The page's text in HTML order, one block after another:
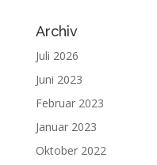
Archiv
Juli 2026
Juni 2023
Februar 2023
Januar 2023
Oktober 2022